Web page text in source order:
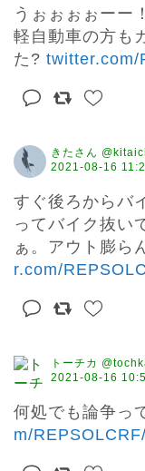
うぉぉぉぉーー
軽自動車の方も
た? twitter.com/
きたさん
2021-08-16
すぐ後ろからバ
ってバイク抜い
ぁ。アウト膨ら
r.com/
トーチカ
2021-08-16
何処でも論争っ
m/